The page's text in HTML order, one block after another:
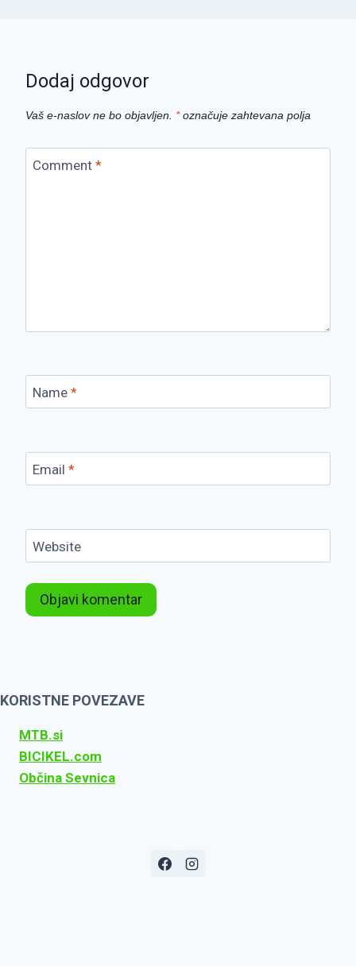
Dodaj odgovor
Vaš e-naslov ne bo objavljen. *označuje zahtevana polja
Comment *
Name *
Email *
Website
KORISTNE POVEZAVE
MTB.si
BICIKEL.com
Občina Sevnica